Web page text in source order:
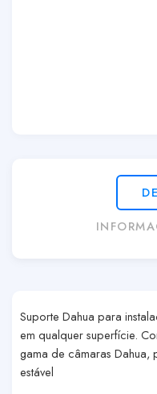
Suporte Dahua para
em qualquer superfície.
gama de câmaras Dahua,
estável